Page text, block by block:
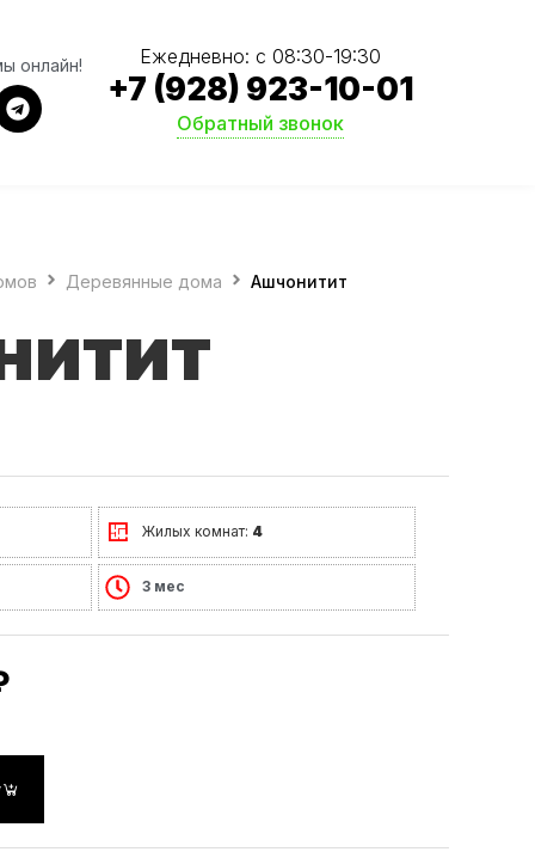
онлайн! Ежедневно: с 08:30-19:30
+7 (928) 923-10-01
Обратный звонок
Деревянные дома Ашчонитит
Жилых комнат: 4
3 мес